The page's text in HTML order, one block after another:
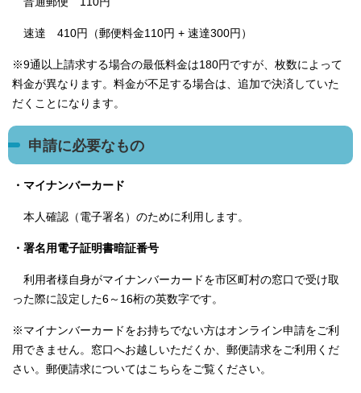
速達 410円（郵便料金110円 + 速達300円）
※9通以上請求する場合の最低料金は180円ですが、枚数によって
料金が異なります。料金が不足する場合は、追加で決済していた
だくことになります。
申請に必要なもの
・マイナンバーカード
本人確認（電子署名）のために利用します。
・署名用電子証明書暗証番号
利用者様自身がマイナンバーカードを市区町村の窓口で受け取
った際に設定した6～16桁の英数字です。
※マイナンバーカードをお持ちでない方はオンライン申請をご利
用できません。窓口へお越しいただくか、郵便請求をご利用くだ
さい。郵便請求についてはこちらをご覧ください。